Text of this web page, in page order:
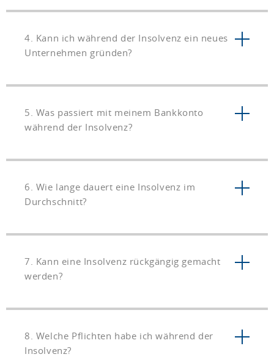
4. Kann ich während der Insolvenz ein neues
Unternehmen gründen?
5. Was passiert mit meinem Bankkonto
während der Insolvenz?
6. Wie lange dauert eine Insolvenz im
Durchschnitt?
7. Kann eine Insolvenz rückgängig gemacht
werden?
8. Welche Pflichten habe ich während der
Insolvenz?